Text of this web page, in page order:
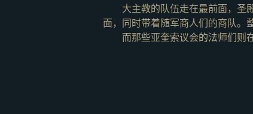
大主教的队伍走在最前面，圣
面，同时带着随军商人们的商队。
而那些亚奎索议会的法师们则